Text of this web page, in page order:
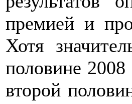
премией и
Хотя
половине 2008
второй